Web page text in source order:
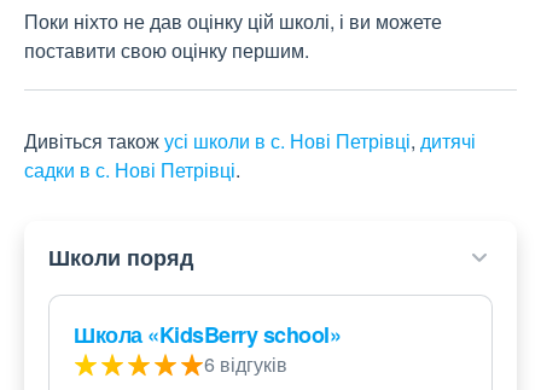
Поки ніхто не дав оцінку цій школі, і ви можете
поставити свою оцінку першим.
Дивіться такожусі школи в с. Нові Петрівці, дитячі
садки в с. Нові Петрівці.
Школи поряд
Школа «KidsBerry school»
6 відгуків